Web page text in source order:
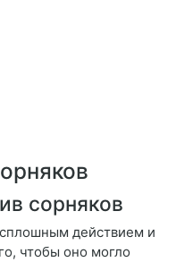
сорняков
действием и
чтобы оно могло